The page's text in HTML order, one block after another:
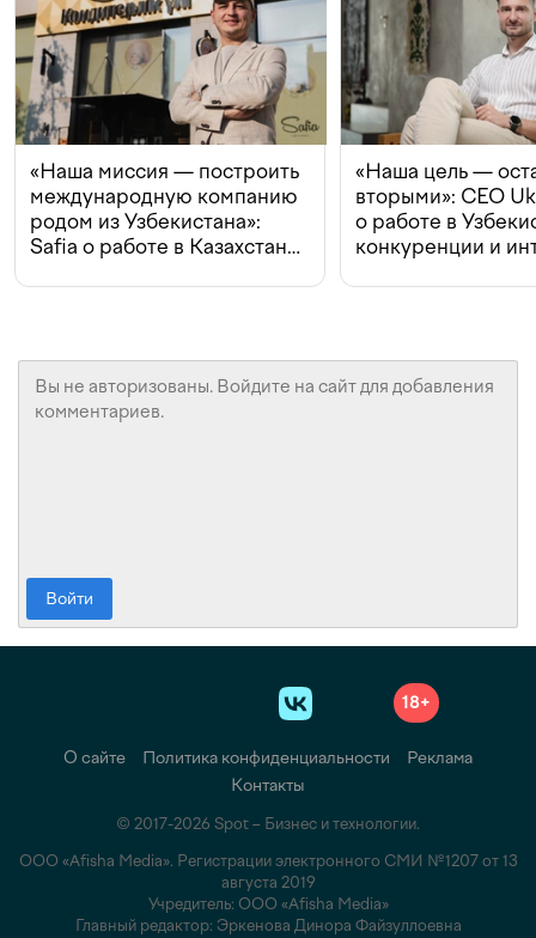
«Наша миссия — построить
международную компанию
родом из Узбекистана»:
Safia о работе в Казахстане,
«Наша цель —
вторыми»: CEO
о работе в
конкуренции и
Войти
18+
О сайте Политика конфиденциальности
Реклама
Контакты
© 2017-2026 Spot – Бизнес и технологии.
ООО «Afisha Media». Регистрации электронного СМИ №1207 от 13
августа 2019
Учредитель: ООО «Afisha Media»
Главный редактор: Эркенова Динора Файзуллоевна